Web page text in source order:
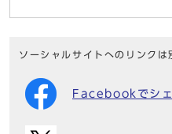
ソーシャルサイトへのリンクは
Facebookでシ